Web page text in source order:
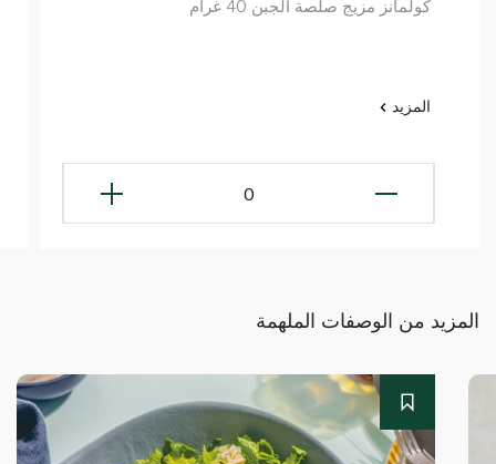
كولمانز مزيج صلصة الجبن 40 غرام
المزيد
0
المزيد من الوصفات الملهمة